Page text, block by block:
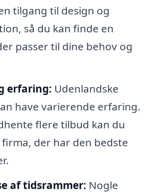
tilgang til design og
så du kan finde en
passer til dine behov og
erfaring: Udenlandske
have varierende erfaring.
flere tilbud kan du
der har den bedste
af tidsrammer: Nogle